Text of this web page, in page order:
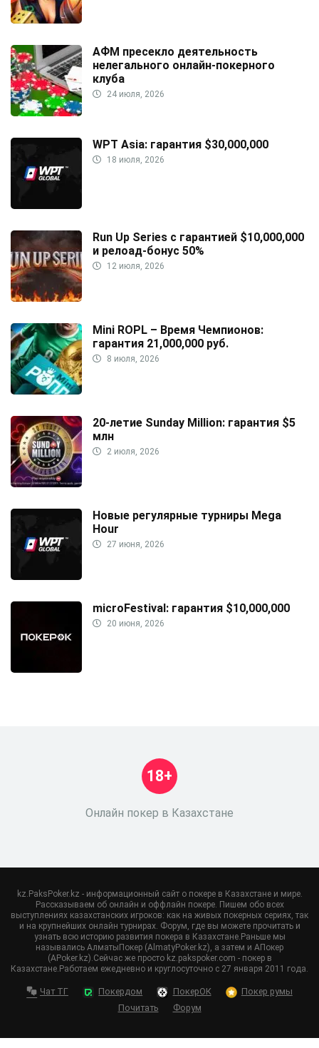
АФМ пресекло деятельность
нелегального онлайн-покерного
клуба
24 июля, 2026
WPT Asia: гарантия $30,000,000
18 июля, 2026
Run Up Series с гарантией $10,000,000
и релоад-бонус 50%
12 июля, 2026
Mini ROPL – Время Чемпионов:
гарантия 21,000,000 руб.
8 июля, 2026
20-летие Sunday Million: гарантия $5
млн
2 июля, 2026
Новые регулярные турниры Mega
Hour
27 июня, 2026
microFestival: гарантия $10,000,000
20 июня, 2026
Онлайн покер в Казахстане
18+
kz.PaksPoker.kz - информационный сайт о покере в Казахстане и мире.
Рассказываем об онлайн и оффлайн покере. Пишем обо всех
выступлениях казахстанских игроков: как на живых покерных сериях, так
и на крупнейших онлайн турнирах. Форум, где вы можете прочитать и
узнать всю историю развития покера в Казахстане.Раньше мы
назывались АлматыПокер (AlmatyPoker.kz), а затем и АПокер
(APoker.kz).Сейчас же просто kz.pakspoker.com - покер в
Казахстане.Работаем ежедневно и круглосуточно с 27 января 2011 года.
Чат ТГ Покердом ПокерОК
Покер румы
Почитать
Форум